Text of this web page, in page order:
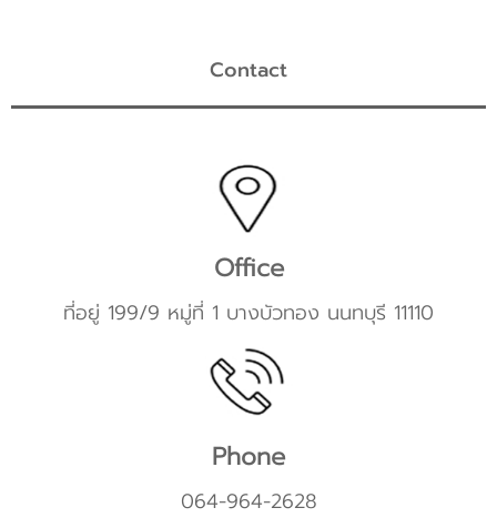
Contact
Office
ที่อยู่ 199/9 หมู่ที่ 1 บางบัวทอง นนทบุรี 11110
Phone
064-964-2628